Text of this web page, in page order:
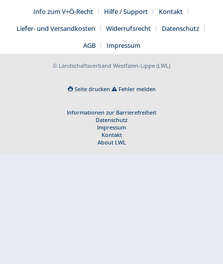
Info zum V+Ö-Recht
Hilfe / Support
Kontakt
Liefer- und Versandkosten
Widerrufsrecht
Datenschutz
AGB
Impressum
© Landschaftsverband Westfalen-Lippe (LWL)
Seite drucken Fehler melden
Informationen zur Barrierefreiheit
Datenschutz
Impressum
Kontakt
About LWL